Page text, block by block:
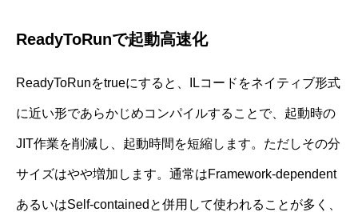
ReadyToRunで起動高速化
ReadyToRunをtrueにすると、ILコードをネイティブ形式
に近い形であらかじめコンパイルすることで、起動時の
JIT作業を削減し、起動時間を短縮します。ただしその分
サイズはやや増加します。通常はFramework-dependent
あるいはSelf-containedと併用して使われることが多く、